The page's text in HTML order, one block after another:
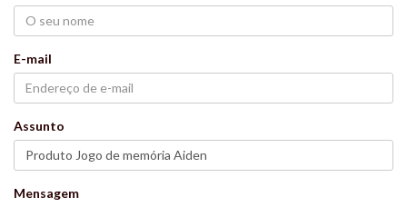
E-mail
Assunto
Mensagem